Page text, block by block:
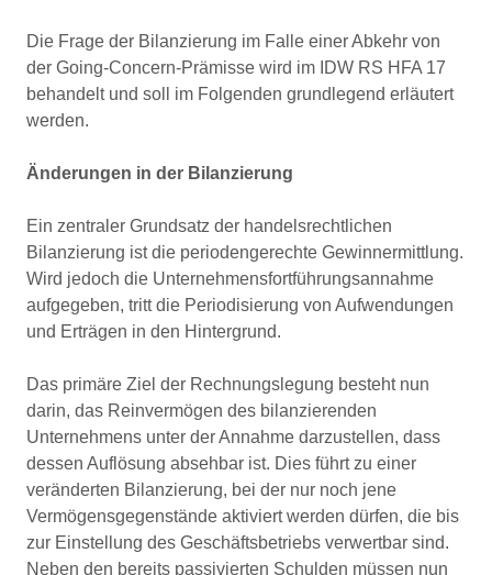
Die Frage der Bilanzierung im Falle einer Abkehr von
der Going-Concern-Prämisse wird im IDW RS HFA 17
behandelt und soll im Folgenden grundlegend erläutert
werden.
Änderungen in der Bilanzierung
Ein zentraler Grundsatz der handelsrechtlichen
Bilanzierung ist die periodengerechte Gewinnermittlung.
Wird jedoch die Unternehmensfortführungsannahme
aufgegeben, tritt die Periodisierung von Aufwendungen
und Erträgen in den Hintergrund.
Das primäre Ziel der Rechnungslegung besteht nun
darin, das Reinvermögen des bilanzierenden
Unternehmens unter der Annahme darzustellen, dass
dessen Auflösung absehbar ist. Dies führt zu einer
veränderten Bilanzierung, bei der nur noch jene
Vermögensgegenstände aktiviert werden dürfen, die bis
zur Einstellung des Geschäftsbetriebs verwertbar sind.
Neben den bereits passivierten Schulden müssen nun